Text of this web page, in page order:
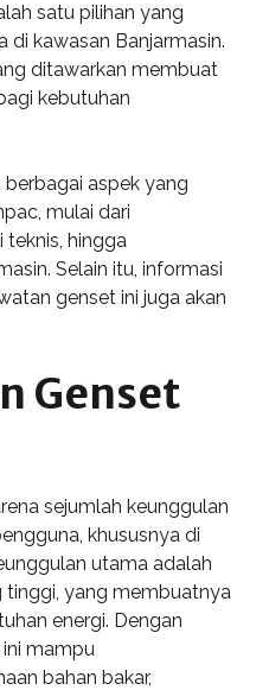
satu pilihan yang
di kawasan Banjarmasin.
ditawarkan membuat
kebutuhan
aspek yang
mulai dari
teknis, hingga
Selain itu, informasi
genset ini juga akan
Genset
sejumlah keunggulan
khususnya di
utama adalah
tinggi, yang membuatnya
energi. Dengan
mampu
bahan bakar,